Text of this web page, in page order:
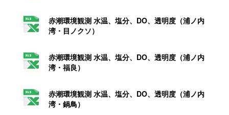
赤潮環境観測 水温、塩分、DO、透明度（浦ノ内
湾・目ノクソ）
赤潮環境観測 水温、塩分、DO、透明度（浦ノ内
湾・福良）
赤潮環境観測 水温、塩分、DO、透明度（浦ノ内
湾・鍋鳥）